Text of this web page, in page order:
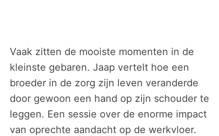
Vaak zitten de mooiste momenten in de
kleinste gebaren. Jaap vertelt hoe een
broeder in de zorg zijn leven veranderde
door gewoon een hand op zijn schouder te
leggen. Een sessie over de enorme impact
van oprechte aandacht op de werkvloer.